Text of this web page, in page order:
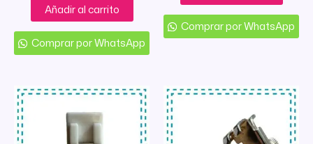
Añadir al carrito
Comprar por WhatsApp
Comprar por WhatsApp